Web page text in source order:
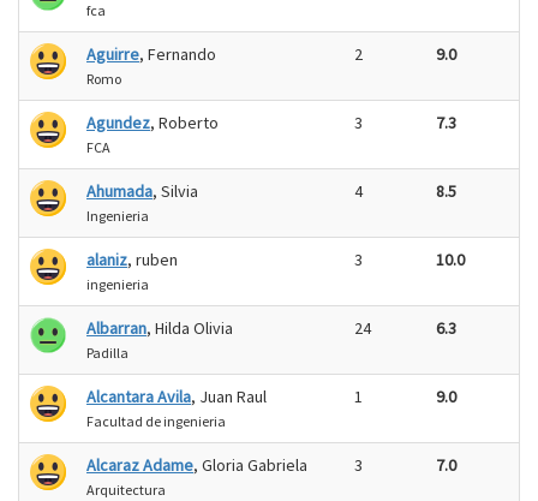
fca
Aguirre, Fernando
Romo
2 9.0
Agundez, Roberto
FCA
3 7.3
Ahumada, Silvia
Ingenieria
4 8.5
alaniz, ruben
ingenieria
3 10.0
Albarran, Hilda Olivia
Padilla
24 6.3
Alcantara Avila, Juan Raul
Facultad de ingenieria
1 9.0
Alcaraz Adame, Gloria Gabriela
Arquitectura
3 7.0